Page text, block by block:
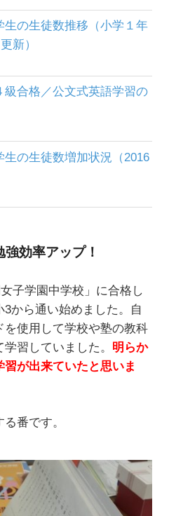
の生徒数推移（小学１年
新）
合格／公文式英語学習の
の生徒数増加状況（2016
効率アップ！
子学園中学校」に合格し
から通い始めました。自
使用して学校や塾の教科
習していました。 明らか
が出来ていたと思いま
番です。